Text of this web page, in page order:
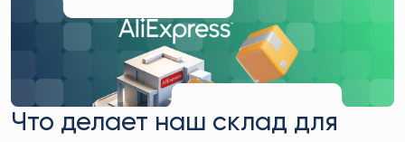
Что делает наш склад для